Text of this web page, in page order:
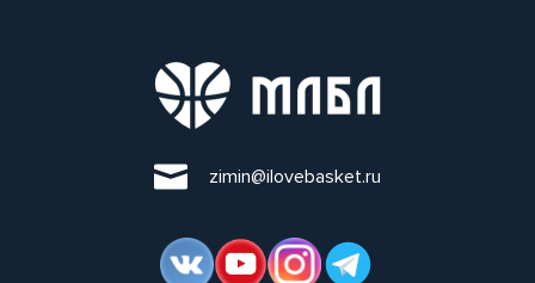
zimin@ilovebasket.ru